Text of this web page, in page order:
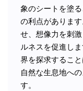
象のシートを塗
の利点がありま
せ、想像力を刺
ルネスを促進し
界を探求するこ
自然な生息地へ
す。